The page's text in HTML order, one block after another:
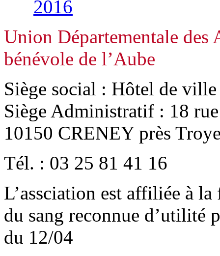
Union Départementale des
bénévole de l’Aube
Siège social : Hôtel de
Siège Administratif : 18 rue
10150 CRENEY près
Tél. : 03 25 81 41 16
L’assciation est affiliée à
du sang reconnue d’utilité
du 12/04